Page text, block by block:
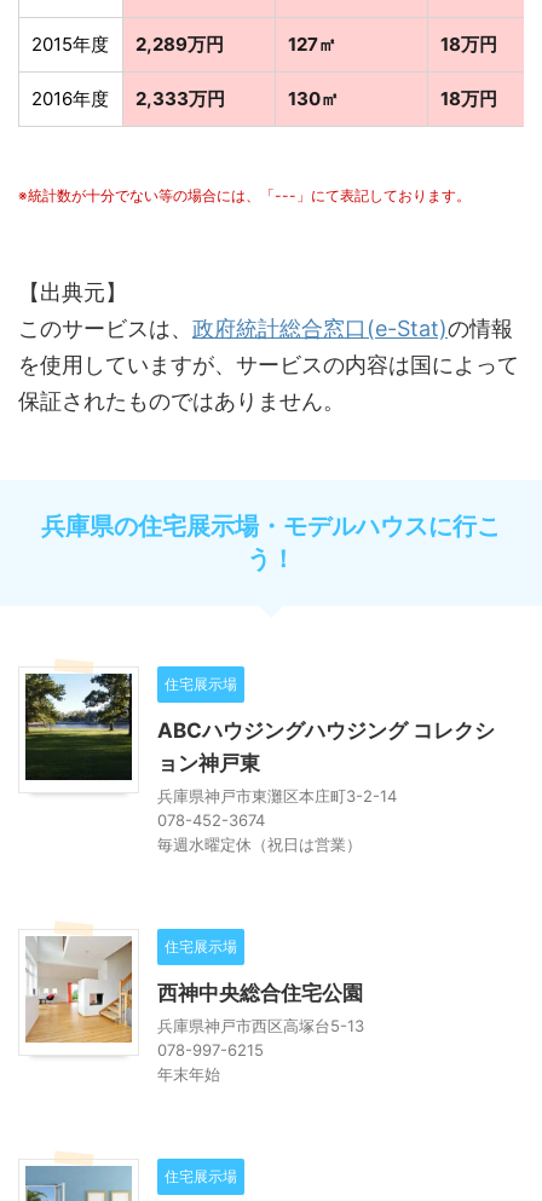
2015年度 2,289万円 127㎡ 18万円
2016年度 2,333万円 130㎡ 18万円
※統計数が十分でない等の場合には、「---」にて表記しております。
【出典元】
このサービスは、 政府統計総合窓口(e-Stat)の情報
を使用していますが、サービスの内容は国によって
保証されたものではありません。
兵庫県の住宅展示場・モデルハウスに行こ
う！
住宅展示場
ABCハウジングハウジング コレクシ
ョン神戸東
兵庫県神戸市東灘区本庄町3-2-14
078-452-3674
毎週水曜定休（祝日は営業）
住宅展示場
西神中央総合住宅公園
兵庫県神戸市西区高塚台5-13
078-997-6215
年末年始
住宅展示場